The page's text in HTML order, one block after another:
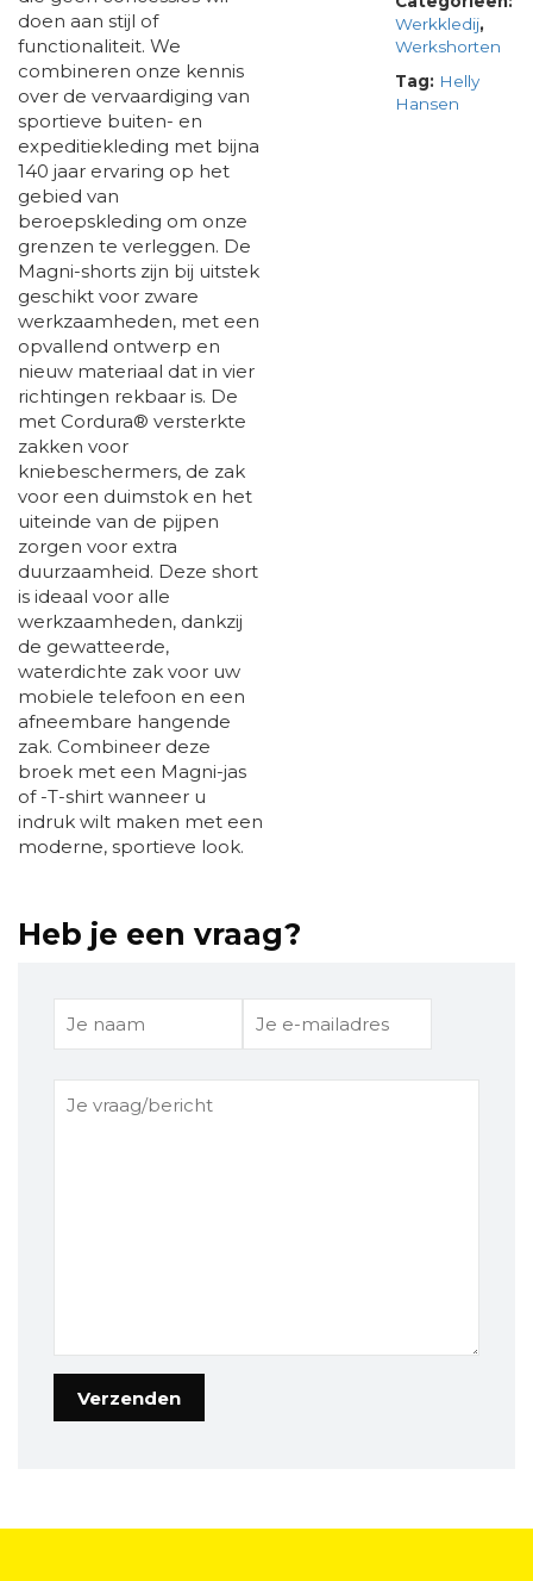
doen aan stijl of
functionaliteit. We
combineren onze kennis
over de vervaardiging van
sportieve buiten- en
expeditiekleding met bijna
140 jaar ervaring op het
gebied van
beroepskleding om onze
grenzen te verleggen. De
Magni-shorts zijn bij uitstek
geschikt voor zware
werkzaamheden, met een
opvallend ontwerp en
nieuw materiaal dat in vier
richtingen rekbaar is. De
met Cordura® versterkte
zakken voor
kniebeschermers, de zak
voor een duimstok en het
uiteinde van de pijpen
zorgen voor extra
duurzaamheid. Deze short
is ideaal voor alle
werkzaamheden, dankzij
de gewatteerde,
waterdichte zak voor uw
mobiele telefoon en een
afneembare hangende
zak. Combineer deze
broek met een Magni-jas
of -T-shirt wanneer u
indruk wilt maken met een
moderne, sportieve look.
Werkkledij,
Werkshorten
Tag: Helly
Hansen
Heb je een vraag?